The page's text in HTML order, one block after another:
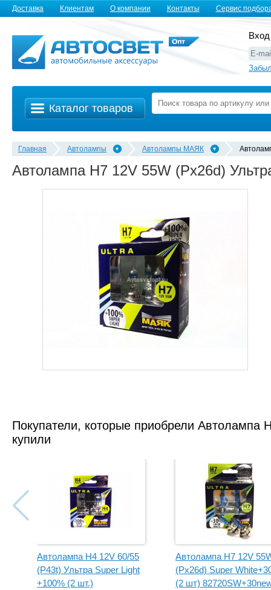
Доставка Клиентам О компании Контакты Сервис
Каталог товаров
Главная Автолампы Автолампы MАЯК
Автолампа H7 12V 55W (Px26d)
Покупатели, которые приобрели Автолампа
купили
Автолампа H4 12V 60/55
(P43t) Ультра Super Light
+100% (2 шт.)
Автолампа H7 12V
(Px26d) Super
(2 шт)